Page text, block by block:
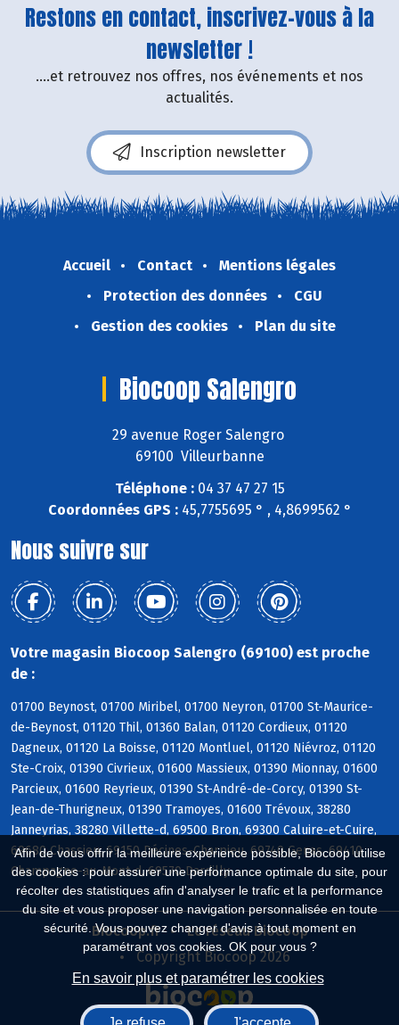
Afin de vous offrir la meilleure expérience possible, Biocoop utilise
des cookies : pour assurer une performance optimale du site, pour
récolter des statistiques afin d'analyser le trafic et la performance
du site et vous proposer une navigation personnalisée en toute
sécurité. Vous pouvez changer d'avis à tout moment en
paramétrant vos cookies. OK pour vous ?
En savoir plus et paramétrer les cookies
Restons en contact, inscrivez-vous à la
newsletter !
....et retrouvez nos offres, nos événements et nos
actualités.
Inscription newsletter
Accueil Contact
Mentions légales
Protection des données
CGU
Gestion des cookies
Plan du site
Biocoop Salengro
29 avenue Roger Salengro
69100 Villeurbanne
Téléphone :04 37 47 27 15
Coordonnées GPS :45,7755695 ° , 4,8699562 °
Nous suivre sur
Votre magasin Biocoop Salengro (69100) est proche
de :
01700 Beynost, 01700 Miribel, 01700 Neyron, 01700 St-Maurice-
de-Beynost, 01120 Thil, 01360 Balan, 01120 Cordieux, 01120
Dagneux, 01120 La Boisse, 01120 Montluel, 01120 Niévroz, 01120
Ste-Croix, 01390 Civrieux, 01600 Massieux, 01390 Mionnay, 01600
Parcieux, 01600 Reyrieux, 01390 St-André-de-Corcy, 01390 St-
Jean-de-Thurigneux, 01390 Tramoyes, 01600 Trévoux, 38280
Janneyrias, 38280 Villette-d, 69500 Bron, 69300 Caluire-et-Cuire,
69680 Chassieu, 69150 Décines-Charpieu, 69740 Genas, 69410
Champagne-au-Mont-d, 69570 Dardilly
Biocoop.fr
Le réseau Biocoop
Copyright Biocoop 2026